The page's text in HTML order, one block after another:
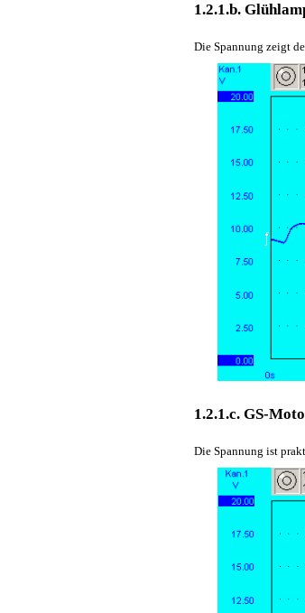
1.2.1.b.
Die Spannung zeigt
1.2.1.c. GS-
Die Spannung ist